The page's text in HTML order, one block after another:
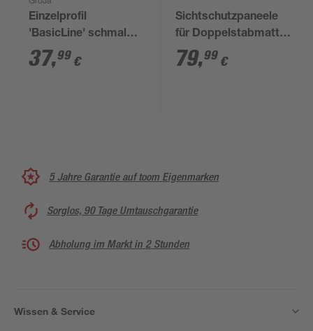
Einzelprofil
'BasicLine' schmal
Eichefarben/natur 180
x 15 x 1,9 cm
37,99 €
Sichtschutzpaneele
für Doppelstabmatten
WPC anthrazit 183 x
200 cm
79,99 €
5 Jahre Garantie auf toom Eigenmarken
Sorglos, 90 Tage Umtauschgarantie
Abholung im Markt in 2 Stunden
Wissen & Service